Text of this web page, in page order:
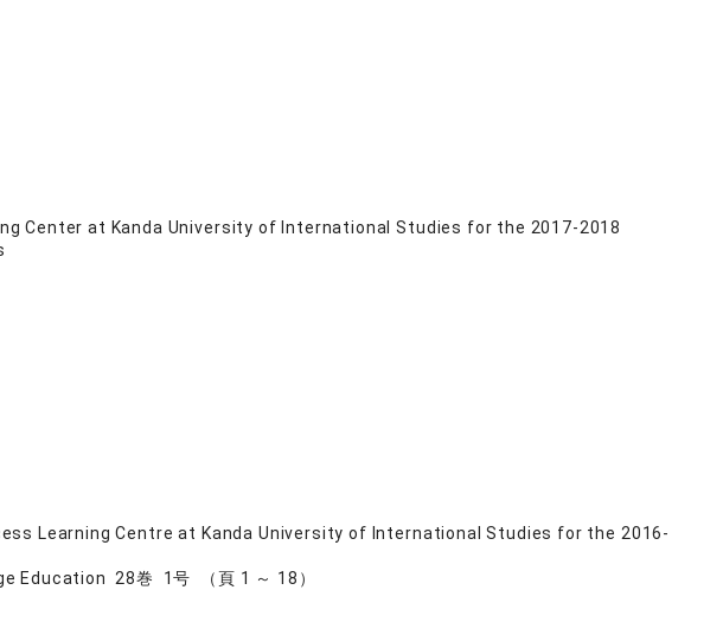
Center at Kanda University of International Studies for the 2017-2018
Learning Centre at Kanda University of International Studies for the 2016-
Education 28巻 1号 （頁 1 ～ 18）